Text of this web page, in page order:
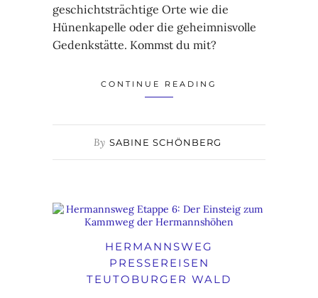
geschichtsträchtige Orte wie die
Hünenkapelle oder die geheimnisvolle
Gedenkstätte. Kommst du mit?
CONTINUE READING
By SABINE SCHÖNBERG
HERMANNSWEG
PRESSEREISEN
TEUTOBURGER WALD